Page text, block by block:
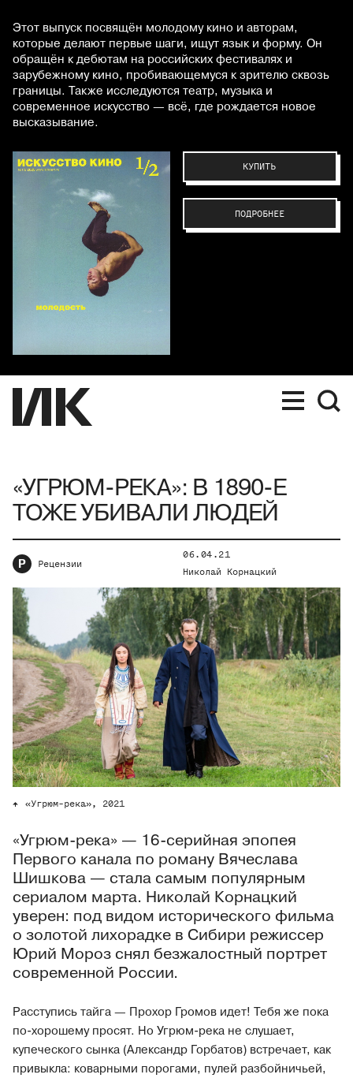
Этот выпуск посвящён молодому кино и авторам,
которые делают первые шаги, ищут язык и форму. Он
обращён к дебютам на российских фестивалях и
зарубежному кино, пробивающемуся к зрителю сквозь
границы. Также исследуются театр, музыка и
современное искусство — всё, где рождается новое
высказывание.
КУПИТЬ
ПОДРОБНЕЕ
«УГРЮМ-РЕКА»: В 1890-Е
ТОЖЕ УБИВАЛИ ЛЮДЕЙ
Р Рецензии
06.04.21
Николай Корнацкий
«Угрюм-река», 2021
«Угрюм-река» — 16-серийная эпопея
Первого канала по роману Вячеслава
Шишкова — стала самым популярным
сериалом марта. Николай Корнацкий
уверен: под видом исторического фильма
о золотой лихорадке в Сибири режиссер
Юрий Мороз снял безжалостный портрет
современной России.
Расступись тайга — Прохор Громов идет! Тебя же пока
по-хорошему просят. Но Угрюм-река не слушает,
купеческого сынка (Александр Горбатов) встречает, как
привыкла: коварными порогами, пулей разбойничьей,